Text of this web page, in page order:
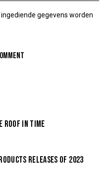
gegevens worden
ROOF IN TIME
RELEASES OF 2023